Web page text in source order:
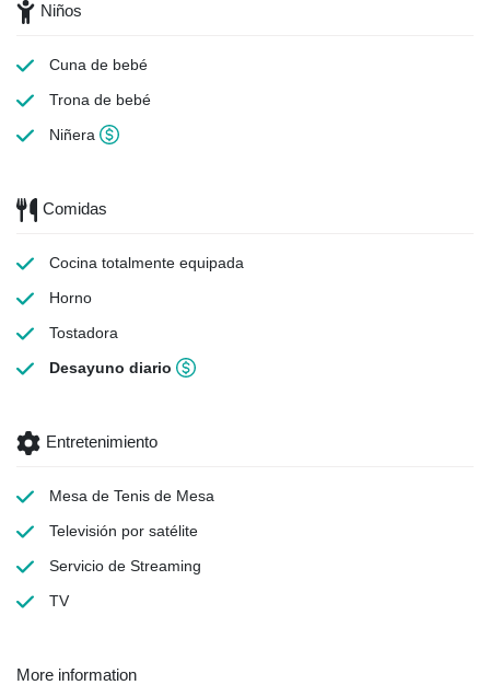
Niños
Cuna de bebé
Trona de bebé
Niñera
Comidas
Cocina totalmente equipada
Horno
Tostadora
Desayuno diario
Entretenimiento
Mesa de Tenis de Mesa
Televisión por satélite
Servicio de Streaming
TV
More information